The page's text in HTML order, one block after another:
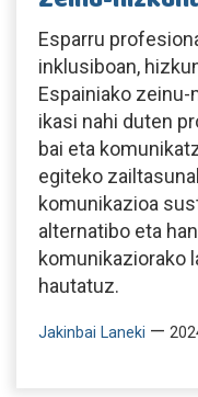
Esparru
inklusiboan,
Espainiako
ikasi nahi duten
bai eta
egiteko
komunikazioa
alternatibo eta
komunikaziorako
hautatuz.
Jakinbai Laneki —